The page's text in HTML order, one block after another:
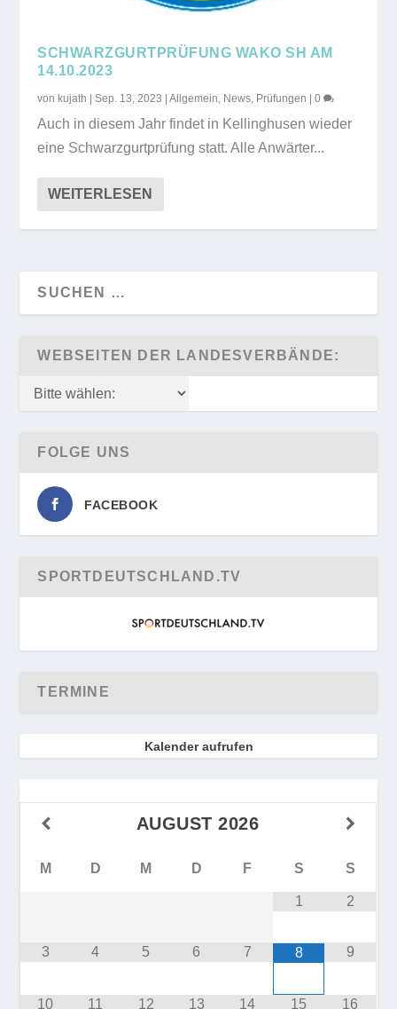
SCHWARZGURTPRÜFUNG WAKO SH AM
14.10.2023
von kujath |Sep. 13, 2023 |Allgemein, News, Prüfungen |0
Auch in diesem Jahr findet in Kellinghusen wieder
eine Schwarzgurtprüfung statt. Alle Anwärter...
WEITERLESEN
WEBSEITEN DER LANDESVERBÄNDE:
FOLGE UNS
FACEBOOK
SPORTDEUTSCHLAND.TV
TERMINE
Kalender aufrufen
AUGUST 2026
M D M D F S S
1 2
3 4 5 6 7 8 9
10 11 12 13 14 15 16